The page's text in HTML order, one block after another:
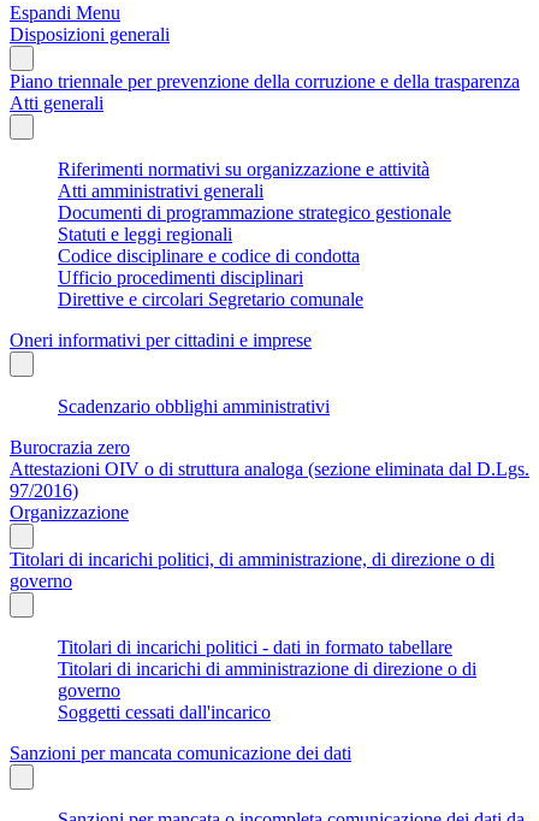
Espandi Menu
Disposizioni generali
Piano triennale per prevenzione della corruzione e della trasparenza
Atti generali
Riferimenti normativi su organizzazione e attività
Atti amministrativi generali
Documenti di programmazione strategico gestionale
Statuti e leggi regionali
Codice disciplinare e codice di condotta
Ufficio procedimenti disciplinari
Direttive e circolari Segretario comunale
Oneri informativi per cittadini e imprese
Scadenzario obblighi amministrativi
Burocrazia zero
Attestazioni OIV o di struttura analoga (sezione eliminata dal D.Lgs.
97/2016)
Organizzazione
Titolari di incarichi politici, di amministrazione, di direzione o di
governo
Titolari di incarichi politici - dati in formato tabellare
Titolari di incarichi di amministrazione di direzione o di
governo
Soggetti cessati dall'incarico
Sanzioni per mancata comunicazione dei dati